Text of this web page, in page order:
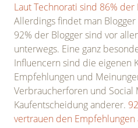
Laut Technorati sind 86%
Allerdings findet man
92% der Blogger sind vor
unterwegs. Eine ganz
Influencern sind die eigenen
Empfehlungen und
Verbraucherforen und Social
Kaufentscheidung anderer.
vertrauen den